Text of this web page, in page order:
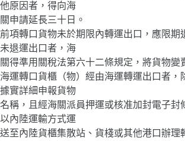
他原因者，得向海
關申請延長三十日。
前項轉口貨物未於期限內轉運出口，應限期
未退運出口者，海
關得準用關稅法第六十二條規定，將貨物變
海運轉口貨櫃（物）經由海運轉運出口者，
據實詳細申報貨物
名稱，且經海關派員押運或核准加封電子封
以內陸運輸方式運
送至內陸貨櫃集散站、貨棧或其他港口辦理